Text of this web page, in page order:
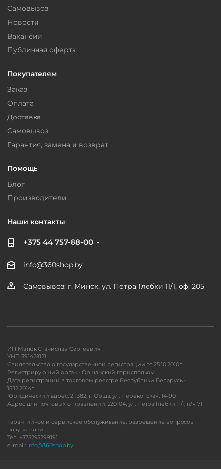
Самовывоз
Новости
Вакансии
Публичная оферта
Покупателям
Заказ
Оплата
Доставка
Самовывоз
Гарантия, замена и возврат
Помощь
Блог
Производители
Наши контакты
+375 44 757-88-00
info@360shop.by
Самовывоз: г. Минск, ул. Петра Глебки 11/1, оф. 205
ИП Матюк Станислав Сергеевич
УНП 391428121
Свидетельство о государственной регистрации от 25.10.2010г.
Регистрирующий орган - Оршанский горисполком
Дата регистрации в торговом реестре Республики Беларусь -
15.12.2014г.
Юридический адрес: 211382, г. Орша, ул. Перекопская, 14-90
Адрес для почтовых отправлений: 220104, ул. Петра Глебки 11/1, п/я 71
Гарантийное и сервисное обслуживание, разрешение вопросов
покупателей:
Тел. +375295299191
e-mail: info@360shop.by